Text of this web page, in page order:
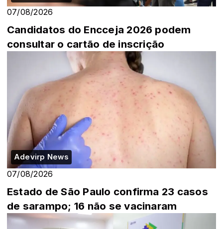
07/08/2026
Candidatos do Encceja 2026 podem
consultar o cartão de inscrição
Adevirp News
07/08/2026
Estado de São Paulo confirma 23 casos
de sarampo; 16 não se vacinaram